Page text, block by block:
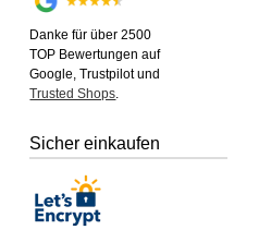
Danke für über 2500
TOP Bewertungen auf
Google, Trustpilot und
Trusted Shops.
Sicher einkaufen